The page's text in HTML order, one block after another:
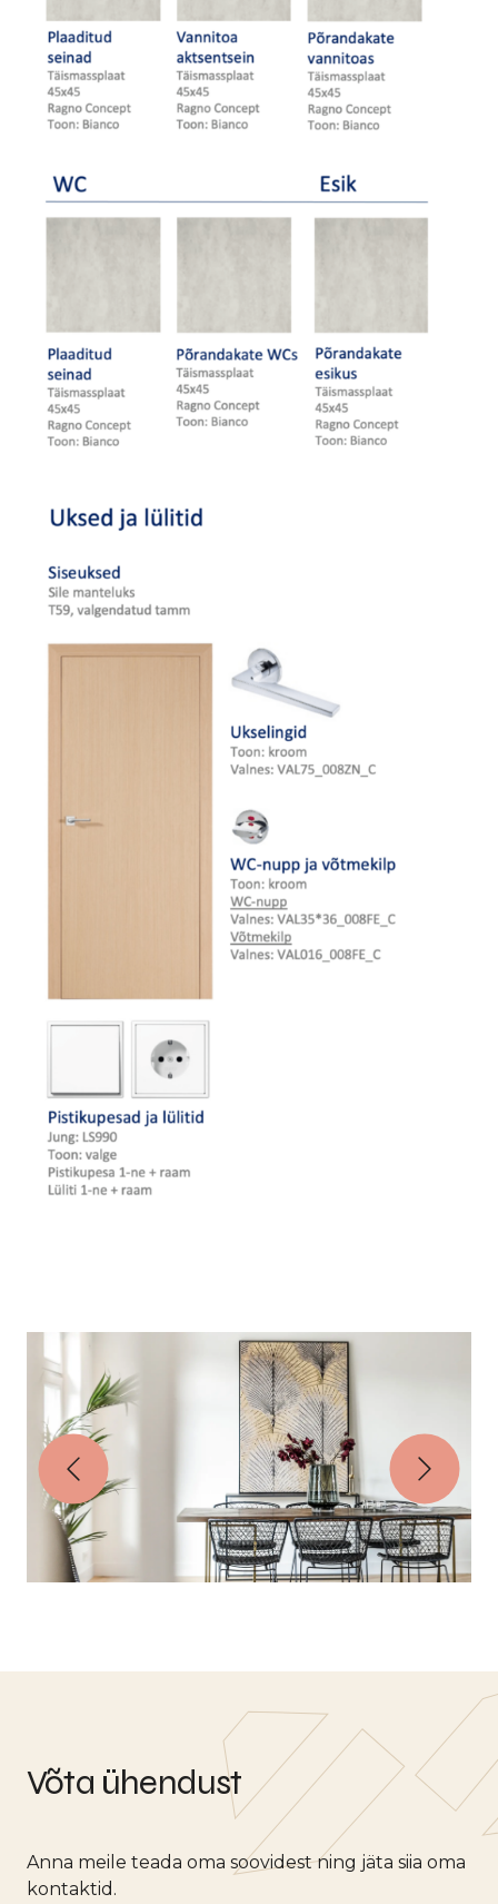
Võta ühendust
Anna meile teada oma soovidest ning jäta siia oma
kontaktid.